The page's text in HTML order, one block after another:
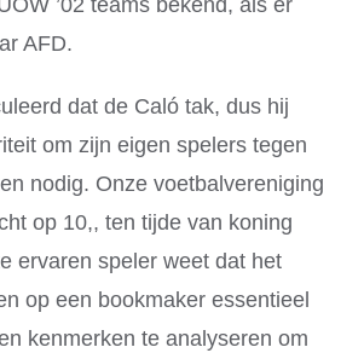
’02 teams bekend, als er
AFD.
dat de Caló tak, dus hij
om zijn eigen spelers tegen
nodig. Onze voetbalvereniging
op 10,, ten tijde van koning
ervaren speler weet dat het
op een bookmaker essentieel
kenmerken te analyseren om